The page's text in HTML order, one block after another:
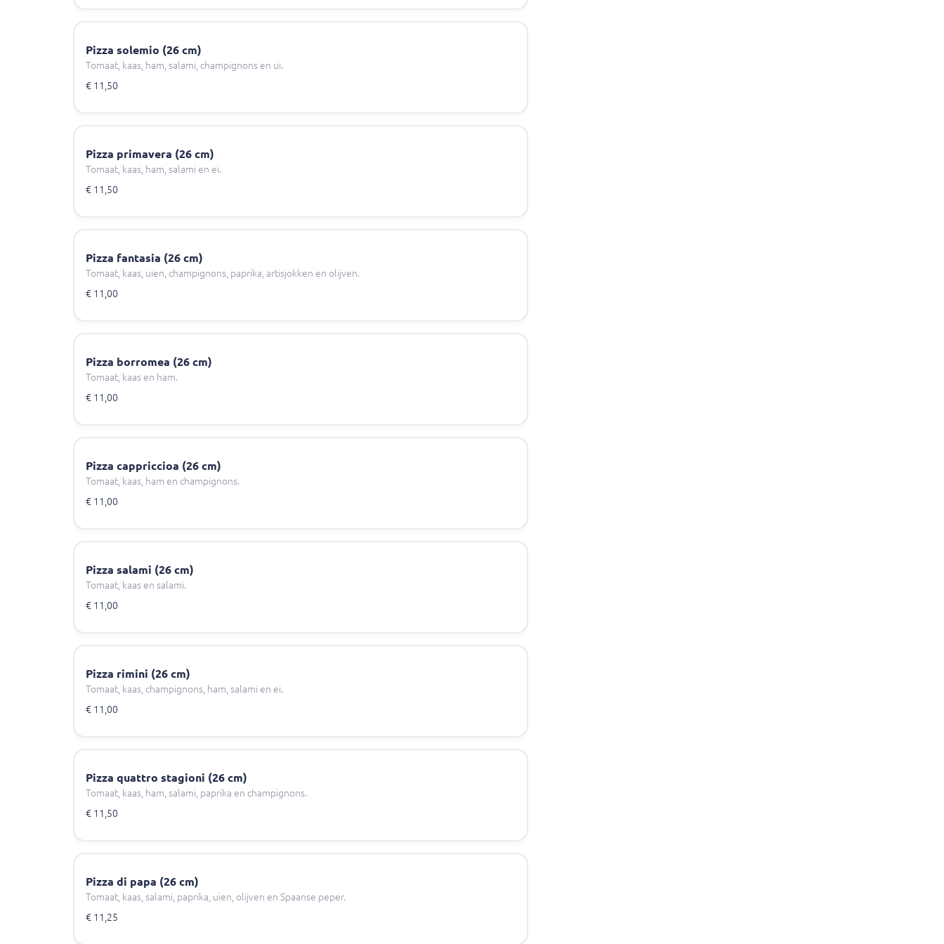
Pizza solemio (26 cm)
Tomaat, kaas, ham, salami, champignons en ui.
€ 11,50
Pizza primavera (26 cm)
Tomaat, kaas, ham, salami en ei.
€ 11,50
Pizza fantasia (26 cm)
Tomaat, kaas, uien, champignons, paprika, artisjokken en olijven.
€ 11,00
Pizza borromea (26 cm)
Tomaat, kaas en ham.
€ 11,00
Pizza cappriccioa (26 cm)
Tomaat, kaas, ham en champignons.
€ 11,00
Pizza salami (26 cm)
Tomaat, kaas en salami.
€ 11,00
Pizza rimini (26 cm)
Tomaat, kaas, champignons, ham, salami en ei.
€ 11,00
Pizza quattro stagioni (26 cm)
Tomaat, kaas, ham, salami, paprika en champignons.
€ 11,50
Pizza di papa (26 cm)
Tomaat, kaas, salami, paprika, uien, olijven en Spaanse peper.
€ 11,25